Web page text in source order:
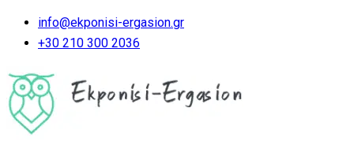
info@ekponisi-ergasion.gr
+30 210 300 2036